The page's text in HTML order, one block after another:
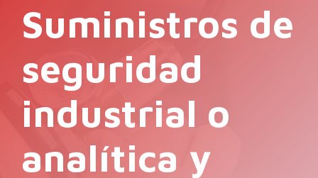
Suministros de
seguridad
industrial o
analítica y